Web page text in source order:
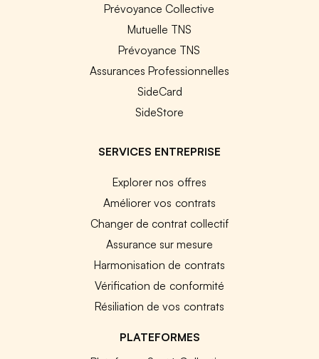
Prévoyance Collective
Mutuelle TNS
Prévoyance TNS
Assurances Professionnelles
SideCard
SideStore
SERVICES ENTREPRISE
Explorer nos offres
Améliorer vos contrats
Changer de contrat collectif
Assurance sur mesure
Harmonisation de contrats
Vérification de conformité
Résiliation de vos contrats
PLATEFORMES